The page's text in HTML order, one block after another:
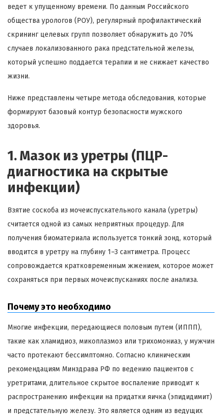
ведет к упущенному времени. По данным Российского
общества урологов (РОУ), регулярный профилактический
скрининг целевых групп позволяет обнаружить до 70%
случаев локализованного рака предстательной железы,
который успешно поддается терапии и не снижает качество
жизни.
Ниже представлены четыре метода обследования, которые
формируют базовый контур безопасности мужского
здоровья.
1. Мазок из уретры (ПЦР-
диагностика на скрытые
инфекции)
Взятие соскоба из мочеиспускательного канала (уретры)
считается одной из самых неприятных процедур. Для
получения биоматериала используется тонкий зонд, который
вводится в уретру на глубину 1–3 сантиметра. Процесс
сопровождается кратковременным жжением, которое может
сохраняться при первых мочеиспусканиях после анализа.
Почему это необходимо
Многие инфекции, передающиеся половым путем (ИППП),
такие как хламидиоз, микоплазмоз или трихомониаз, у мужчин
часто протекают бессимптомно. Согласно клиническим
рекомендациям Минздрава РФ по ведению пациентов с
уретритами, длительное скрытое воспаление приводит к
распространению инфекции на придатки яичка (эпидидимит)
и предстательную железу. Это является одним из ведущих